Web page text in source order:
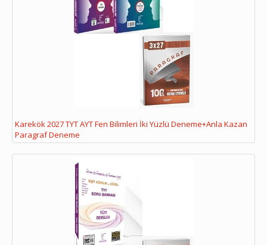
Karekök 2027 TYT AYT Fen Bilimleri İki Yüzlü Deneme+Anla Kazan
Paragraf Deneme